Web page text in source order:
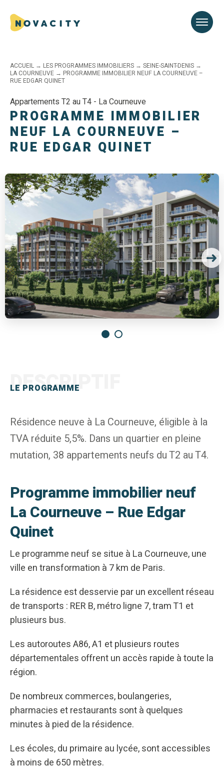
ACCUEIL → LES PROGRAMMES IMMOBILIERS → SEINE-SAINT-DENIS →
LA COURNEUVE → PROGRAMME IMMOBILIER NEUF LA COURNEUVE –
RUE EDGAR QUINET
Appartements T2 au T4 - La Courneuve
PROGRAMME IMMOBILIER
NEUF LA COURNEUVE –
RUE EDGAR QUINET
LE PROGRAMME
DESCRIPTIF
Résidence neuve à La Courneuve, éligible à la
TVA réduite 5,5%. Dans un quartier en pleine
mutation, 38 appartements neufs du T2 au T4.
Programme immobilier neuf
La Courneuve – Rue Edgar
Quinet
Le programme neuf se situe à La Courneuve, une
ville en transformation à 7 km de Paris.
La résidence est desservie par un excellent réseau
de transports : RER B, métro ligne 7, tram T1 et
plusieurs bus.
Les autoroutes A86, A1 et plusieurs routes
départementales offrent un accès rapide à toute la
région.
De nombreux commerces, boulangeries,
pharmacies et restaurants sont à quelques
minutes à pied de la résidence.
Les écoles, du primaire au lycée, sont accessibles
à moins de 650 mètres.